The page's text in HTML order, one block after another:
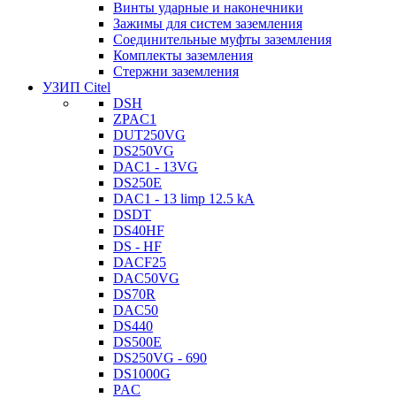
Винты ударные и наконечники
Зажимы для систем заземления
Соединительные муфты заземления
Комплекты заземления
Стержни заземления
УЗИП Citel
DSH
ZPAC1
DUT250VG
DS250VG
DAC1 - 13VG
DS250E
DAC1 - 13 limp 12.5 kA
DSDT
DS40HF
DS - HF
DACF25
DAC50VG
DS70R
DAC50
DS440
DS500E
DS250VG - 690
DS1000G
PAC